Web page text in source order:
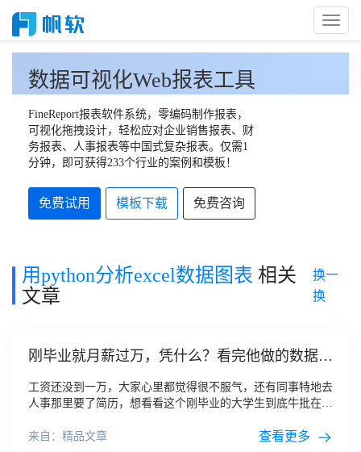
Toggle
数据可视化Web报表工具
FineReport报表软件系统，零编码制作报表，
可视化拖拽设计，轻松应对企业销售报表、财
务报表、人事报表等中国式复杂报表。仅需1
分钟，即可获得233个行业的案例和模板！
免费试用 模板下载 免费咨询
用python分析excel数据图表 相关
文章
换一
换
刚毕业就月薪过万，凭什么？看完他做的数据可
视化我明白了
工资还没到一万，大家心里都觉得很不服气，还有同事特地去
人事那里要了简历，想看看这个刚毕业的大学生到底牛批在哪
这样的简历一下就吸引住了大家的眼光，
可视化图表的方式
来自：精品文章 查看更多